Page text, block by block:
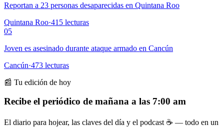
Reportan a 23 personas desaparecidas en Quintana Roo
Quintana Roo·415 lecturas
05
Joven es asesinado durante ataque armado en Cancún
Cancún·473 lecturas
📰 Tu edición de hoy
Recibe el periódico de mañana a las 7:00 am
El diario para hojear, las claves del día y el podcast ☕ — todo en un